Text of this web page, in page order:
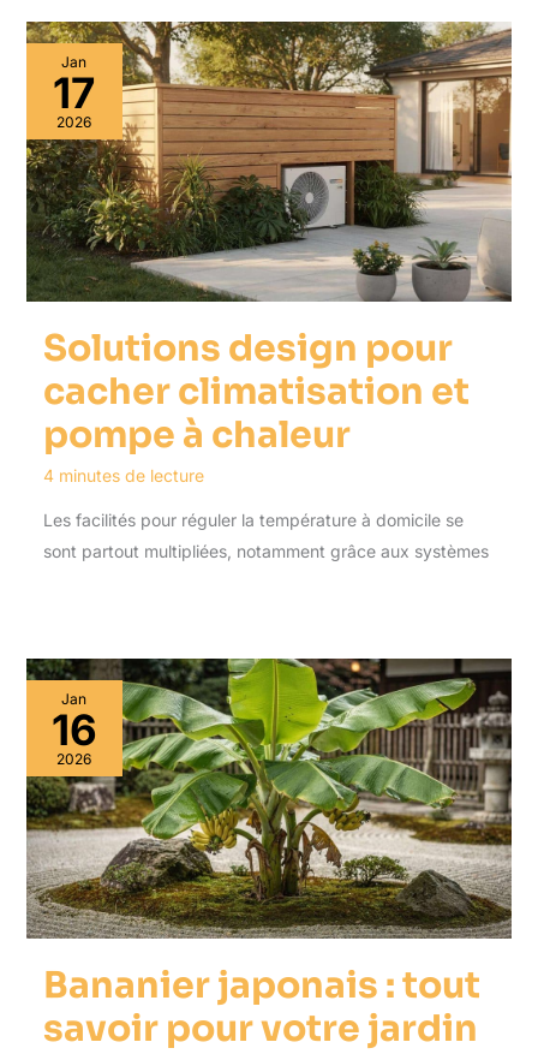
Jan
17
2026
Solutions design pour
cacher climatisation et
pompe à chaleur
4 minutes de lecture
Les facilités pour réguler la température à domicile se
sont partout multipliées, notamment grâce aux systèmes
Jan
16
2026
Bananier japonais : tout
savoir pour votre jardin